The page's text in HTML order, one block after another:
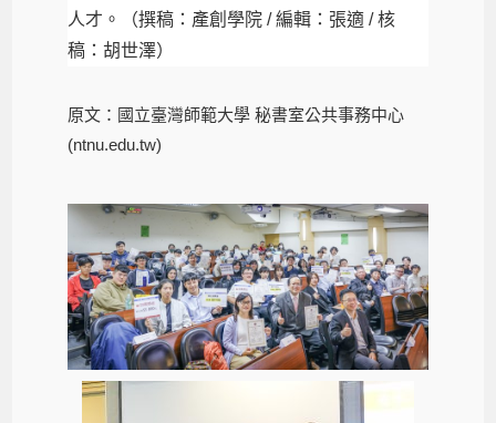
人才。（撰稿：產創學院 / 編輯：張適 / 核
稿：胡世澤）
原文：國立臺灣師範大學 秘書室公共事務中心
(ntnu.edu.tw)